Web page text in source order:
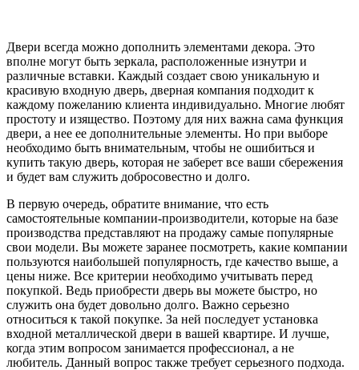
Двери всегда можно дополнить элементами декора. Это
вполне могут быть зеркала, расположенные изнутри и
различные вставки. Каждый создает свою уникальную и
красивую входную дверь, дверная компания подходит к
каждому пожеланию клиента индивидуально. Многие любят
простоту и изящество. Поэтому для них важна сама функция
двери, а нее ее дополнительные элементы. Но при выборе
необходимо быть внимательным, чтобы не ошибиться и
купить такую дверь, которая не заберет все ваши сбережения
и будет вам служить добросовестно и долго.
В первую очередь, обратите внимание, что есть
самостоятельные компании-производители, которые на базе
производства представляют на продажу самые популярные
свои модели. Вы можете заранее посмотреть, какие компании
пользуются наибольшей популярность, где качество выше, а
цены ниже. Все критерии необходимо учитывать перед
покупкой. Ведь приобрести дверь вы можете быстро, но
служить она будет довольно долго. Важно серьезно
относиться к такой покупке. За ней последует установка
входной металлической двери в вашей квартире. И лучше,
когда этим вопросом занимается профессионал, а не
любитель. Данный вопрос также требует серьезного подхода.